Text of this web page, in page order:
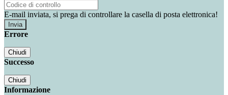
E-mail inviata, si prega di controllare la casella di posta elettronica!
Errore
Chiudi
Successo
Chiudi
Informazione